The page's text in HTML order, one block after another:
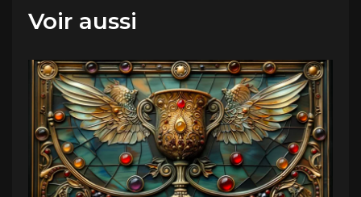
Voir aussi